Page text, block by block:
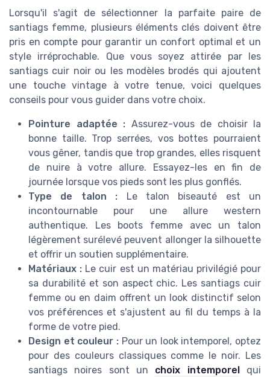
Lorsqu'il s'agit de sélectionner la parfaite paire de
santiags femme, plusieurs éléments clés doivent être
pris en compte pour garantir un confort optimal et un
style irréprochable. Que vous soyez attirée par les
santiags cuir noir ou les modèles brodés qui ajoutent
une touche vintage à votre tenue, voici quelques
conseils pour vous guider dans votre choix.
Pointure adaptée : Assurez-vous de choisir la
bonne taille. Trop serrées, vos bottes pourraient
vous gêner, tandis que trop grandes, elles risquent
de nuire à votre allure. Essayez-les en fin de
journée lorsque vos pieds sont les plus gonflés.
Type de talon : Le talon biseauté est un
incontournable pour une allure western
authentique. Les boots femme avec un talon
légèrement surélevé peuvent allonger la silhouette
et offrir un soutien supplémentaire.
Matériaux : Le cuir est un matériau privilégié pour
sa durabilité et son aspect chic. Les santiags cuir
femme ou en daim offrent un look distinctif selon
vos préférences et s'ajustent au fil du temps à la
forme de votre pied.
Design et couleur :Pour un look intemporel, optez
pour des couleurs classiques comme le noir. Les
santiags noires sont un choix intemporel
qui